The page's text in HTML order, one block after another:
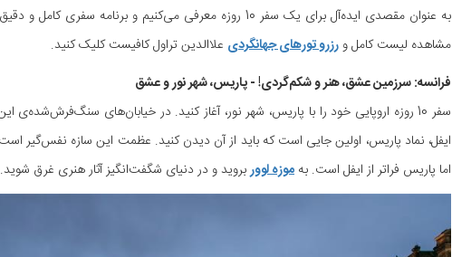
به عنوان مقصدی ایده‌آل برای یک سفر 10 روزه معرفی می‌کنیم و
مشاهده لیست کامل ورزرو تورهای جهانگردی علاالدین تراول کافیست کلیک کنید.
فرانسه: سرزمین عشق، هنر و شکم‌گردی! - پاریس، شهر نور و عشق
سفر 10 روزه اروپایی خود را با پاریس، شهر نور، آغاز کنید. در خیابان‌های
ایفل، نماد پاریس، اولین جایی است که باید از آن دیدن کنید. عظمت این سازه نفس‌گیر
اما پاریس فراتر از ایفل است. به موزه لووربروید و در دنیای شگفت‌انگیز آثار هنری غرق